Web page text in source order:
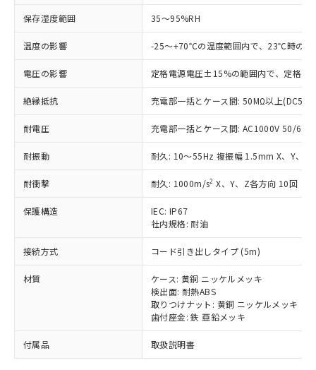
保存湿度範囲 35～95%RH
温度の影響 -25～+70℃の温度範囲内で、23℃時の
電圧の影響 定格電源電圧±15%の範囲内で、定格電
絶縁抵抗 充電部一括とケース間: 50MΩ以上
耐電圧 充電部一括とケース間: AC1000V 50/
耐振動 耐久: 10～55Hz 複振幅 1.5mm X、Y、Z
耐衝撃 耐久: 1000m/s2 X、Y、Z各方向 10回
保護構造
IEC: IP67
社内規格: 耐油
接続方式 コード引き出しタイプ (5m)
材質
ケース: 黄銅 ニッケルメッキ
検出面: 耐熱ABS
取りつけナット: 黄銅 ニッケルメッキ
歯付座金: 鉄 亜鉛メッキ
付属品 取扱説明書
本サービスは、当社制御機器事業取扱
商品の当社在庫状況および標準価格
(税抜)を提供させていただくもので
当社制御機器事業取扱商品の中には、
本サービスの対象外となる商品もある
在庫状況および標準価格照会結果は、
記載している更新日時点での社内デー
タに基づき作成されるものであり、閲
覧された時点での実際の在庫および標
準価格とは異なる場合があることをご
了承ください。
正式な納期状況および標準価格はお客
様のお取引先、またはお客様担当のオ
ムロン制御機器販売店・当社販売員に
ご相談ください。
オムロン制御機器販売店や当社販売拠
在庫状況および標準価格結果を当社の
事前の承諾なく第三者に漏洩または開
示しないようお願いします。
マイパーツ機能（部品リスト作成サー
ビス）をご利用いただくには、I-Web
非含有の対応状況を調査中または確認中の
商品です。
非該当品：ライセンス料など無形物で、有
害物質有無と関係のない商品です。
仕入先様の事情により、非含有部品として
いたものが、含有品と判明した場合などや
むを得ず変更することがあります。
*EU RoHS指令（10物質）：
鉛(Pb) 1000ppm以下、 水銀(Hg) 1000ppm以下、 カド
ミウム(Cd) 100ppm以下、
六価クロム(Cr(Ⅵ)) 1000ppm以下、ポリ臭化ビフェニル
類(PBB) 1000ppm以下、ポリ臭化ジフェニルエーテル類
(PBDE) 1000ppm以下、フタル酸ビス(2-エチルヘキシ
（DBP） 1000ppm以下、フタル酸ジイソブチル
但し、RoHS指令で産業用監視および制御機器に対する
適用除外項目は除く。
フタル酸エステル類の４物質については閾値を超える意
図的な使用がないことを確認しています。
部品在庫の切り替え状況などにより、予定
月が前後することがあります。
※1 中国RoHS○×表
「○」：最大均質材料含有率が中国RoHSの
基準値以下であることを示します。
「×」：最大均質材料含有率が中国RoHSの
基準値を超えていることを示します。
「－」：未確認です。当社販売部門へお問
い合わせください。
*中国RoHS10物質の基準値 (GB/T26572)：
Pb(鉛) :1000ppm、 Hg(水銀) : 1000ppm、 Cd(カドミウ
ニル類) : 1000ppm、 PBDEs(ポリ臭化ジフェニルエーテ
DBP(フタル酸ジブチル) : 1000ppm、 DIBP(フタル酸ジ
イソブチル) : 1000ppm、 BBP(フタル酸ブチルベンジ
DEHP(フタル酸ビス(2-エチルヘキシル)) : 1000ppm
※2 環境保護使用期限
「ｅ」：有害物質（10物質）のすべてが基
準値以下であることを示します。
「10」：通常の使用状況下において有害物
質が外部に漏えいし、環境に深刻な影響を
当社は、これら貴社製品のうち、外国
為替および外国貿易法に定める商品
（以下｢規制貨物等」という）を輸出
または国外への提供する場合は、日本
可)を取得するなどの必要な手続きを
当社は規制貨物を破棄する場合は、完
全に破砕するなど、違法に輸出されな
いよう必要な手段を講じます。
当社は貴社製品を、核兵器、ミサイ
ル、化学兵器、生物兵器またはその他
武器並びにこれらの製造装置等に一切
使用いたしません。
当社は、貴社製品を第三者に販売する
場合は、上記1、2および3の内容を当
該第三者に通知します。また当社は、
販売先および販売に係わる関係者が違
法に輸出するおそれがある場合は、取
一定数以上の在庫あり
一定数には満たないが在庫あり
在庫なし(最新の在庫状況につ
いては、お客様のお取引先、ま
たはお客様担当のオムロン制御
機器販売店・当社販売員にご確
認ください)
白
受注生産機種、また在庫状況の
情報を公開していない機種